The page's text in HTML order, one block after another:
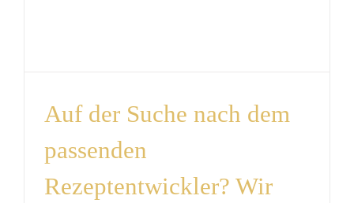
Auf der Suche nach dem
passenden
Rezeptentwickler? Wir